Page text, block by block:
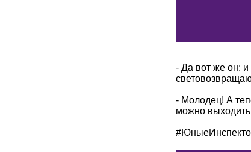
- Да вот же он: и
- Молодец! А
можно выходить